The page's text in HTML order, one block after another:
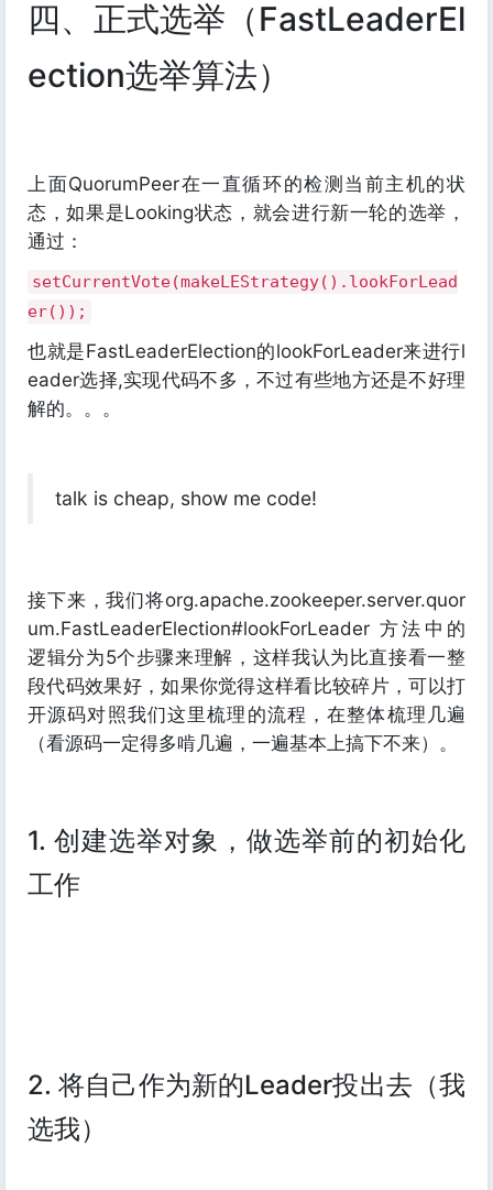
四、正式选举（FastLeaderEl
ection选举算法）
上面QuorumPeer在一直循环的检测当前主机的状
态，如果是Looking状态，就会进行新一轮的选举，
通过：
setCurrentVote(makeLEStrategy().lookForLead
er());
也就是FastLeaderElection的lookForLeader来进行l
eader选择,实现代码不多，不过有些地方还是不好理
解的。。。
talk is cheap, show me code!
接下来，我们将org.apache.zookeeper.server.quor
um.FastLeaderElection#lookForLeader 方法中的
逻辑分为5个步骤来理解，这样我认为比直接看一整
段代码效果好，如果你觉得这样看比较碎片，可以打
开源码对照我们这里梳理的流程，在整体梳理几遍
（看源码一定得多啃几遍，一遍基本上搞下不来）。
1. 创建选举对象，做选举前的初始化
工作
2. 将自己作为新的Leader投出去（我
选我）